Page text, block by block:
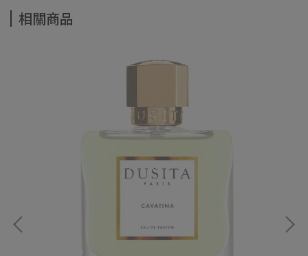
相關商品